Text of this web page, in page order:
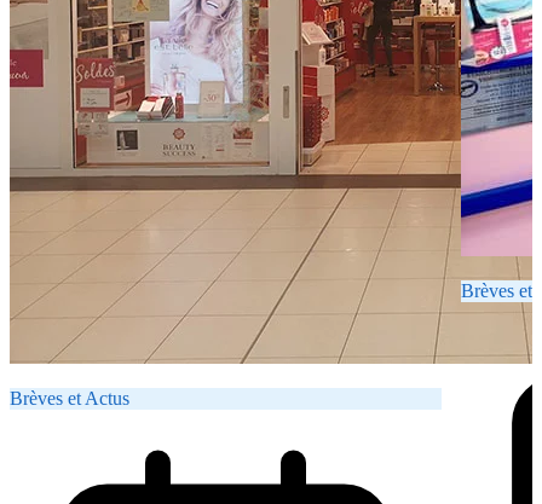
Brèves et Actus
Brèves et